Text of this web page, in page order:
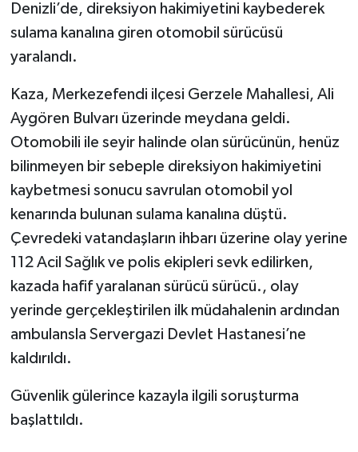
Denizli’de, direksiyon hakimiyetini kaybederek
sulama kanalına giren otomobil sürücüsü
yaralandı.
Kaza, Merkezefendi ilçesi Gerzele Mahallesi, Ali
Aygören Bulvarı üzerinde meydana geldi.
Otomobili ile seyir halinde olan sürücünün, henüz
bilinmeyen bir sebeple direksiyon hakimiyetini
kaybetmesi sonucu savrulan otomobil yol
kenarında bulunan sulama kanalına düştü.
Çevredeki vatandaşların ihbarı üzerine olay yerine
112 Acil Sağlık ve polis ekipleri sevk edilirken,
kazada hafif yaralanan sürücü sürücü., olay
yerinde gerçekleştirilen ilk müdahalenin ardından
ambulansla Servergazi Devlet Hastanesi’ne
kaldırıldı.
Güvenlik gülerince kazayla ilgili soruşturma
başlattıldı.
KÜLTÜR-SANAT
ÖZEL HABER
POLİTİKA
SİYASET
SPOR
TEKNOLOJİ
VEFATLAR
Yerel